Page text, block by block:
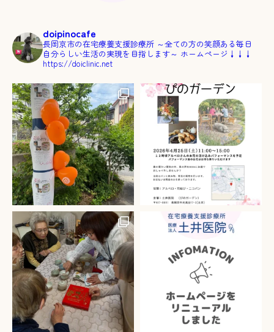
doipinocafe
長岡京市の在宅療養支援診療所 ～全ての方の笑顔ある毎日
自分らしい生活の実現を目指します～ ホームページ↓↓↓
https://doiclinic.net